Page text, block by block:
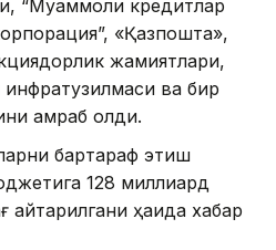
“Муаммоли кредитлар
«Қазпошта»,
жамиятлари,
инфратузилмаси ва бир
қамраб олди.
бартараф этиш
128 миллиард
ҳақида хабар